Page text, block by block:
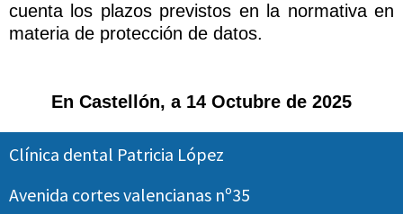
cuenta los plazos previstos en la normativa en
materia de protección de datos.
En Castellón, a 14 Octubre de 2025
Clínica dental Patricia López
Avenida cortes valencianas nº35